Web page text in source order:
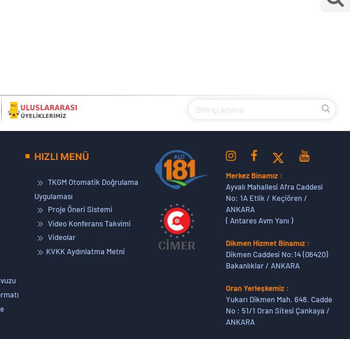
HIZLI MENÜ
TKGM Otomatik Doğrulama
Uygulaması
Proje Öneri Sistemi
Video Konferans Takvimi
Videolar
KVKK Aydınlatma Metni
Merkez Binamız :
Ayvalı Mahallesi Afra Caddesi
No: 1A Etlik / Keçiören /
ANKARA
( Antares Avm Yanı )
Dikmen Hizmet Binamız :
Dikmen Caddesi No:14 (06420)
Bakanlıklar / ANKARA
Oran Yerleşkemiz :
Yukarı Dikmen Mah. 648. Cadde
No : 51/1 Oran Sitesi Çankaya /
ANKARA